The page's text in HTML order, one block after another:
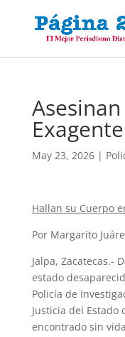
May 23, 2026|
Hallan su Cuerpo
Por Margarito
Jalpa, Zacatecas.-
estado
Policía de
Justicia del Estado
encontrado sin